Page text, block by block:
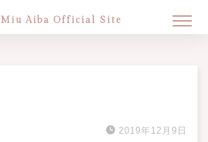
Miu Aiba Official Site
2019年12月9日